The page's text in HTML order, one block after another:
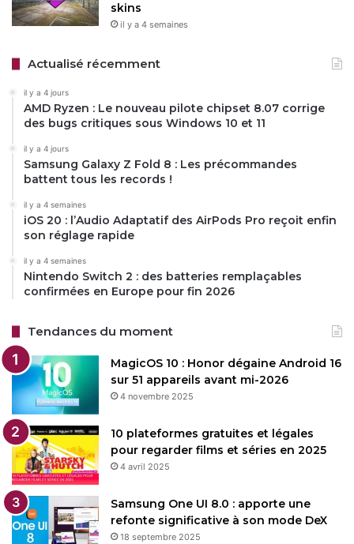
skins
il y a 4 semaines
Actualisé récemment
il y a 4 jours
AMD Ryzen : Le nouveau pilote chipset 8.07 corrige
des bugs critiques sous Windows 10 et 11
il y a 4 jours
Samsung Galaxy Z Fold 8 : Les précommandes
battent tous les records !
il y a 4 semaines
iOS 20 : l’Audio Adaptatif des AirPods Pro reçoit enfin
son réglage rapide
il y a 4 semaines
Nintendo Switch 2 : des batteries remplaçables
confirmées en Europe pour fin 2026
Tendances du moment
MagicOS 10 : Honor dégaine Android 16
sur 51 appareils avant mi-2026
4 novembre 2025
10 plateformes gratuites et légales
pour regarder films et séries en 2025
4 avril 2025
Samsung One UI 8.0 : apporte une
refonte significative à son mode DeX
18 septembre 2025